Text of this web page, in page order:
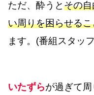
ただ、酔うとその
い周りを困らせる
ます。(番組スタッ
いたずらが過ぎて